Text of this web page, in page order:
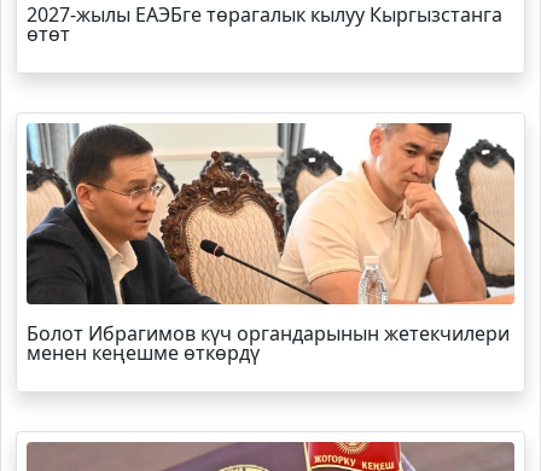
2027-жылы ЕАЭБге төрагалык кылуу Кыргызстанга
өтөт
Болот Ибрагимов күч органдарынын жетекчилери
менен кеңешме өткөрдү